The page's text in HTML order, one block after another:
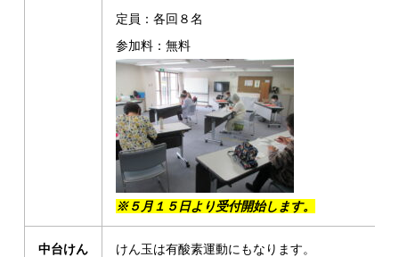
定員：各回８名
参加料：無料
※５月１５日より受付開始します。
中台けん
けん玉は有酸素運動にもなります。